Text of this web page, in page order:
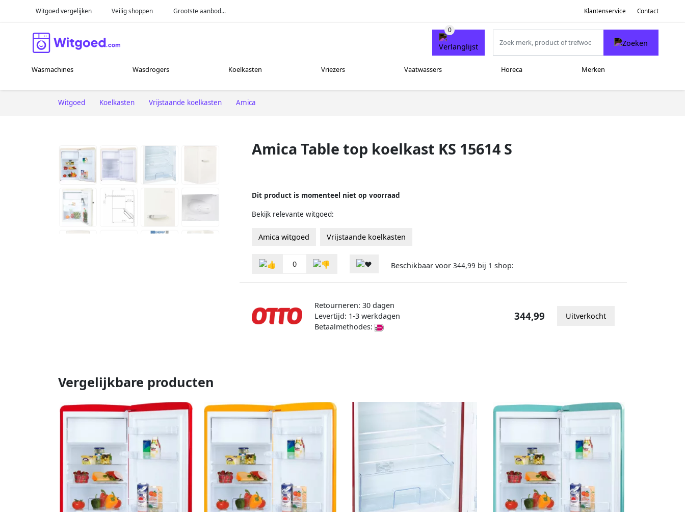
Witgoed vergelijken Veilig shoppen Grootste aanbod... Klantenservice Contact
Wasmachines Wasdrogers Koelkasten Vriezers Vaatwassers Horeca Merken
Witgoed Koelkasten Vrijstaande koelkasten Amica
Amica Table top koelkast KS 15614 S
Dit product is momenteel niet op voorraad
Bekijk relevante witgoed:
Amica witgoed Vrijstaande koelkasten
0 Beschikbaar voor 344,99 bij 1 shop:
Retourneren: 30 dagen
Levertijd: 1-3 werkdagen
Betaalmethodes:
344,99 Uitverkocht
Vergelijkbare producten